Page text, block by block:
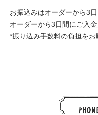
お振込みはオーダーから3日
オーダーから3日間にご入
*振り込み手数料の負担をお